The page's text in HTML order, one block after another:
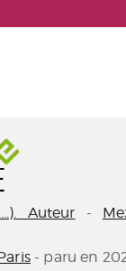
Auteur -
- paru en